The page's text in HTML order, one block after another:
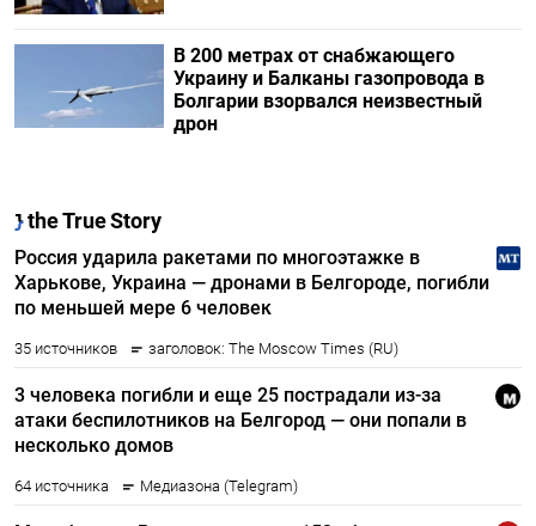
В 200 метрах от снабжающего
Украину и Балканы газопровода в
Болгарии взорвался неизвестный
дрон